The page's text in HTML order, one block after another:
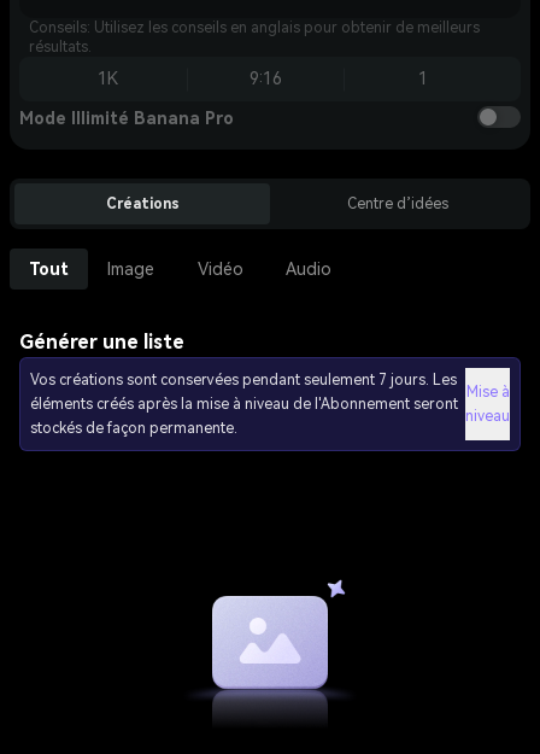
Conseils: Utilisez les conseils en anglais pour obtenir de meilleurs
résultats.
1K 9:16 1
Mode Illimité Banana Pro
Créations Centre d’idées
Tout Image Vidéo Audio
Générer une liste
Vos créations sont conservées pendant seulement 7 jours. Les
éléments créés après la mise à niveau de l'Abonnement seront
stockés de façon permanente.
Mise à
niveau